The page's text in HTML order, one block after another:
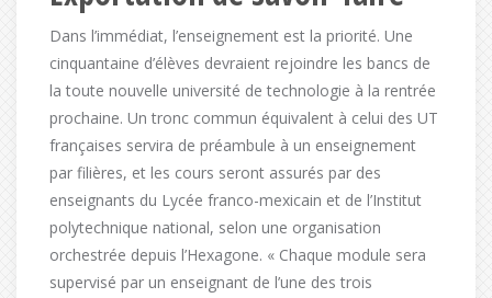
Dans l’immédiat, l’enseignement est la priorité. Une
cinquantaine d’élèves devraient rejoindre les bancs de
la toute nouvelle université de technologie à la rentrée
prochaine. Un tronc commun équivalent à celui des UT
françaises servira de préambule à un enseignement
par filières, et les cours seront assurés par des
enseignants du Lycée franco-mexicain et de l’Institut
polytechnique national, selon une organisation
orchestrée depuis l’Hexagone. « Chaque module sera
supervisé par un enseignant de l’une des trois